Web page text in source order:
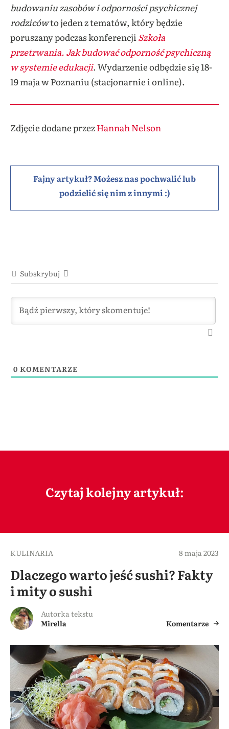
budowaniu zasobów i odporności psychicznej
rodzicówto jeden z tematów, który będzie
poruszany podczas konferencji Szkoła
przetrwania. Jak budować odporność psychiczną
w systemie edukacji. Wydarzenie odbędzie się 18-
19 maja w Poznaniu (stacjonarnie i online).
Zdjęcie dodane przezHannah Nelson
Fajny artykuł? Możesz nas pochwalić lub
podzielić się nim z innymi :)
Subskrybuj
0 KOMENTARZE
Czytaj kolejny artykuł:
KULINARIA 8 maja 2023
Dlaczego warto jeść sushi? Fakty
i mity o sushi
Autorka tekstu
Mirella
Komentarze